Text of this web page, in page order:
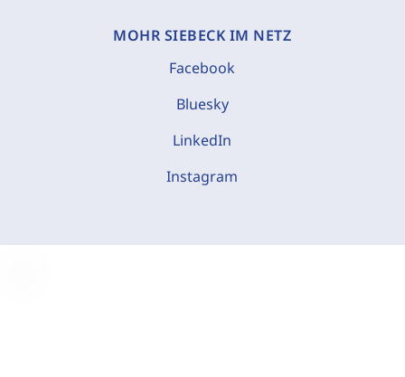
MOHR SIEBECK IM NETZ
Facebook
Bluesky
LinkedIn
Instagram